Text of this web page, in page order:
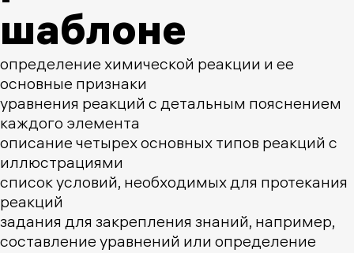
шаблоне
определение химической реакции и ее
основные признаки
уравнения реакций с детальным пояснением
каждого элемента
описание четырех основных типов реакций с
иллюстрациями
список условий, необходимых для протекания
реакций
задания для закрепления знаний, например,
составление уравнений или определение